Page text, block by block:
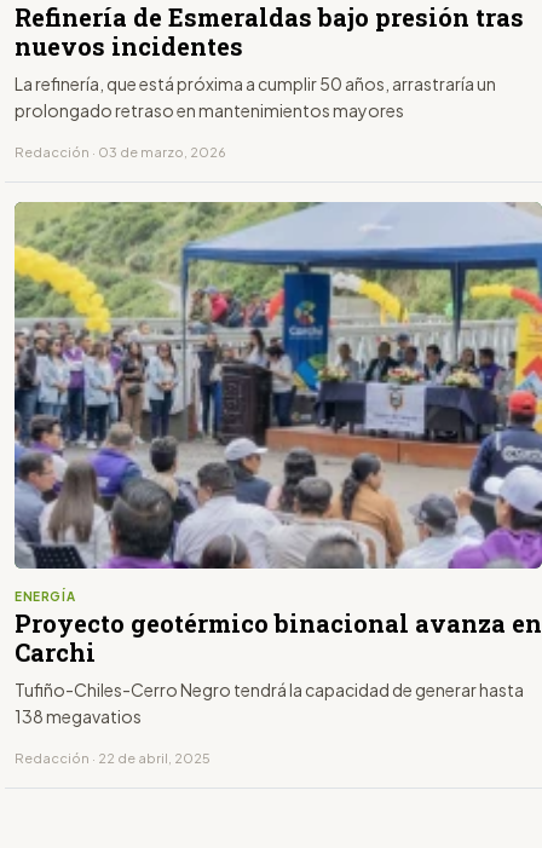
Refinería de Esmeraldas bajo presión tras
nuevos incidentes
La refinería, que está próxima a cumplir 50 años, arrastraría un
prolongado retraso en mantenimientos mayores
Redacción · 03 de marzo, 2026
ENERGÍA
Proyecto geotérmico binacional avanza en
Carchi
Tufiño-Chiles-Cerro Negro tendrá la capacidad de generar hasta
138 megavatios
Redacción · 22 de abril, 2025